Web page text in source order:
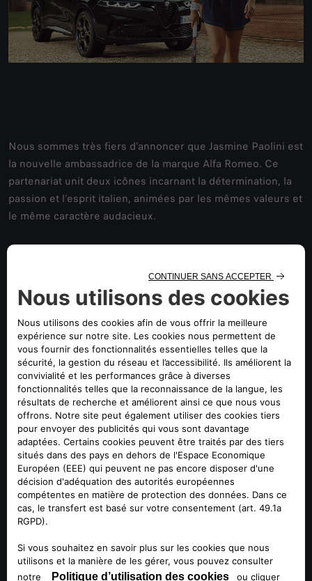
Nous sommes très fiers d'annoncer que Jasmine Paolini est
la nouvelle ambassadrice de la marque Alfa Romeo. Ce
partenariat unit deux icônes incarnant la détermination, la
passion et l'esprit italien, animées par les mêmes valeurs et
le même caractère audacieux.
Avec un palmarès qui ne cesse de s'allonger et un sourire
valeurs d'Alfa Romeo - élégance, performance et innovation
- et représente parfaitement l'excellence italienne en
termes de ténacité, de compétences et de cette dose
"d'ondes positives" rendant la vie plus simple et plus belle à
vivre.
En tant qu'ambassadrice de la marque, Jasmine Paolini sera,
au cours des prochains mois, la protagoniste de différentes
initiatives de communication pour Alfa Romeo. Elle
représentera la marque lors d'événements nationaux et
internationaux et consolidera son image en tant que
symbole du style italien et de la performance passionnante
sur la scène mondiale.
En outre, tout comme chaque modèle du Biscione est
conçu pour exceller, Jasmine affronte chaque défi avec un
style et une détermination incomparables, qui lui